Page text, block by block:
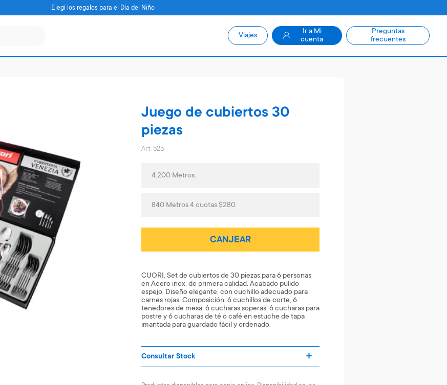
Juego de cubiertos 30
piezas
Art. 525
4.200 Metros.
840 Metros 4 cuotas $280
CANJEAR
CUORI. Set de cubiertos de 30 piezas para 6 personas
en Acero inox. de primera calidad. Acabado pulido
espejo. Diseño elegante, con cuchillo adecuado para
carnes rojas. Composición: 6 cuchillos de corte, 6
tenedores de mesa, 6 cucharas soperas, 6 cucharas para
postre y 6 cucharas de té o café en estuche de tapa
imantada para guardado fácil y ordenado.
Consultar Stock
Elegí los regalos para el Día del Niño
Viajes
Ir a Mi
cuenta
Preguntas
frecuentes